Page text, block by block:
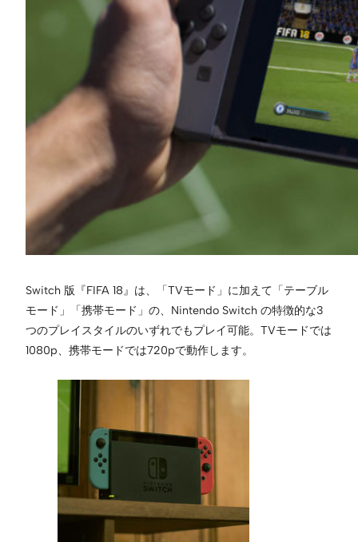
Switch 版『FIFA 18』は、「TVモード」に加えて「テーブル
モード」「携帯モード」の、Nintendo Switch の特徴的な3
つのプレイスタイルのいずれでもプレイ可能。TVモードでは
1080p、携帯モードでは720pで動作します。